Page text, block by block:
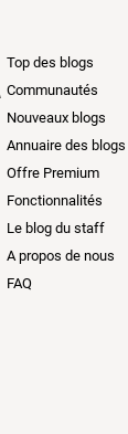
Top des blogs
Communautés
Nouveaux blogs
Annuaire des blogs
Offre Premium
Fonctionnalités
Le blog du staff
A propos de nous
FAQ